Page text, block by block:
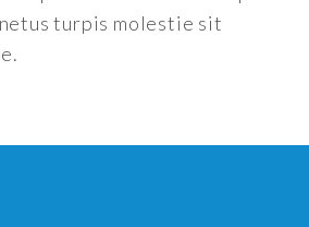
turpis molestie sit